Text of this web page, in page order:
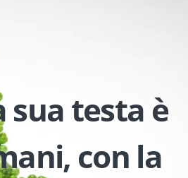
sua testa è
con la